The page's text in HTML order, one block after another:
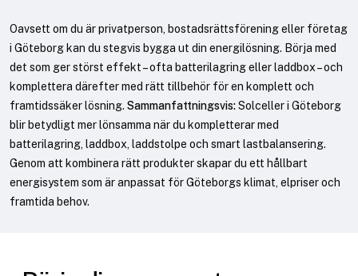
Oavsett om du är privatperson, bostadsrättsförening eller företag
i Göteborg kan du stegvis bygga ut din energilösning. Börja med
det som ger störst effekt – ofta batterilagring eller laddbox – och
komplettera därefter med rätt tillbehör för en komplett och
framtidssäker lösning.Sammanfattningsvis:Solceller i Göteborg
blir betydligt mer lönsamma när du kompletterar med
batterilagring, laddbox, laddstolpe och smart lastbalansering.
Genom att kombinera rätt produkter skapar du ett hållbart
energisystem som är anpassat för Göteborgs klimat, elpriser och
framtida behov.